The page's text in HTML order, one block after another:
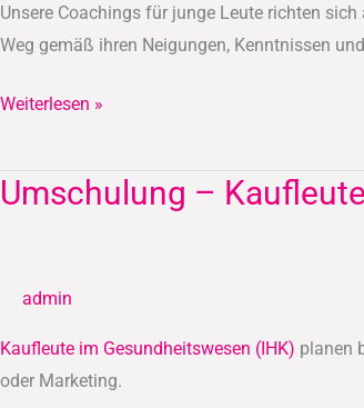
Unsere Coachings für junge Leute richten
Weg gemäß ihren Neigungen, Kenntnissen
Weiterlesen »
Umschulung –
admin
Kaufleute im Gesundheitswesen (IHK) planen
oder Marketing.
Umschulung
(IHK)